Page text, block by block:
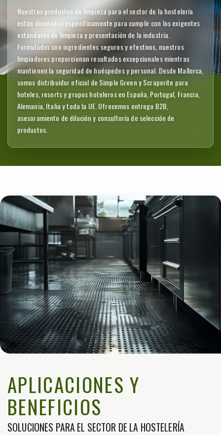
Nuestros productos de limpieza para el sector de la hostelería
están diseñados específicamente para cumplir con los exigentes
estándares de limpieza y presentación de la industria.
Formulados con ingredientes seguros y efectivos, nuestros
limpiadores proporcionan resultados excepcionales mientras
mantienen la seguridad de huéspedes y personal. Desde Mallorca,
somos distribuidor oficial de Simple Green y Scraperite para
hoteles, resorts y grupos hoteleros en España, Portugal, Francia,
Alemania, Italia y toda la UE. Ofrecemos entrega B2B,
asesoramiento de dilución y consultoría de selección de
productos.
APLICACIONES Y
BENEFICIOS
SOLUCIONES PARA EL SECTOR DE LA HOSTELERÍA